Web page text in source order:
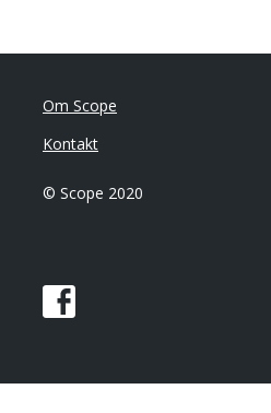
Om Scope
Kontakt
© Scope 2020